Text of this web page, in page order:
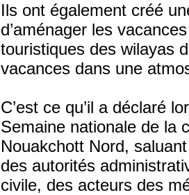
Ils ont également créé
d’aménager les
touristiques des wilayas
vacances dans une
C’est ce qu’il a déclaré
Semaine nationale de la
Nouakchott Nord,
des autorités
civile, des acteurs des